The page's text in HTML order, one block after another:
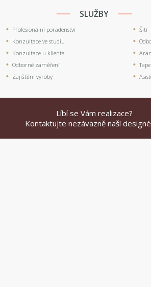
SLUŽBY
Profesionální poradenství
Konzultace ve studiu
Konzultace u klienta
Odborné zaměření
Zajištění výroby
Šití
Líbí se Vám realizace?
Kontaktujte nezávazně naší